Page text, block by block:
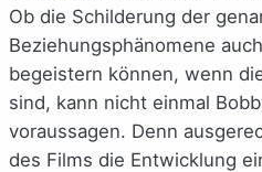
Ob die Schilderung der
Beziehungsphänomene
begeistern können, wenn
sind, kann nicht einmal
voraussagen. Denn
des Films die Entwicklung